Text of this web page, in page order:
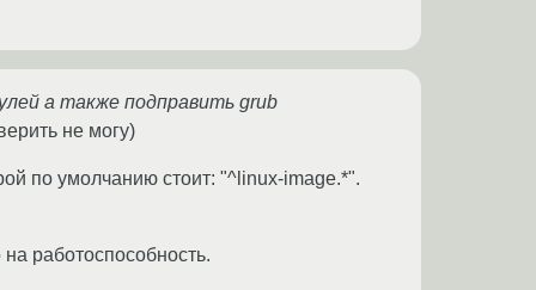
а также подправить grub
не могу)
по умолчанию стоит: "^linux-image.*".
работоспособность.